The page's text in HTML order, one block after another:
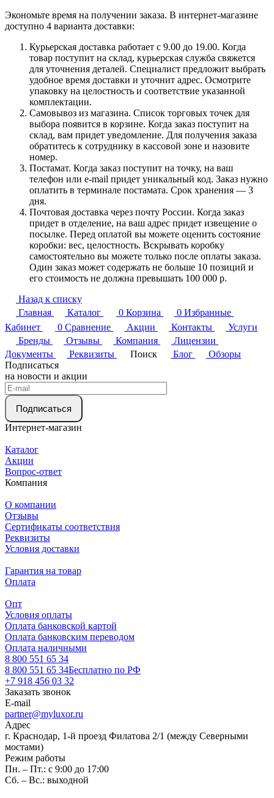
Экономьте время на получении заказа. В интернет-магазине
доступно 4 варианта доставки:
Курьерская доставка работает с 9.00 до 19.00. Когда
товар поступит на склад, курьерская служба свяжется
для уточнения деталей. Специалист предложит выбрать
удобное время доставки и уточнит адрес. Осмотрите
упаковку на целостность и соответствие указанной
комплектации.
Самовывоз из магазина. Список торговых точек для
выбора появится в корзине. Когда заказ поступит на
склад, вам придет уведомление. Для получения заказа
обратитесь к сотруднику в кассовой зоне и назовите
номер.
Постамат. Когда заказ поступит на точку, на ваш
телефон или e-mail придет уникальный код. Заказ нужно
оплатить в терминале постамата. Срок хранения — 3
дня.
Почтовая доставка через почту России. Когда заказ
придет в отделение, на ваш адрес придет извещение о
посылке. Перед оплатой вы можете оценить состояние
коробки: вес, целостность. Вскрывать коробку
самостоятельно вы можете только после оплаты заказа.
Один заказ может содержать не больше 10 позиций и
его стоимость не должна превышать 100 000 р.
Назад к списку
Главная
Каталог 0 Корзина 0 Избранные
Кабинет
0 Сравнение Акции Контакты
Услуги
Бренды
Отзывы Компания
Лицензии
Документы
Реквизиты Поиск Блог
Обзоры
Подписаться
на новости и акции
Подписаться
Интернет-магазин
Каталог
Акции
Вопрос-ответ
Компания
О компании
Отзывы
Сертификаты соответствия
Реквизиты
Условия доставки
Гарантия на товар
Оплата
Опт
Условия оплаты
Оплата банковской картой
Оплата банковским переводом
Оплата наличными
8 800 551 65 34
8 800 551 65 34Бесплатно по РФ
+7 918 456 03 32
Заказать звонок
E-mail
partner@myluxor.ru
Адрес
г. Краснодар, 1-й проезд Филатова 2/1 (между Cеверными
мостами)
Режим работы
Пн. – Пт.: с 9:00 до 17:00
Сб. – Вс.: выходной